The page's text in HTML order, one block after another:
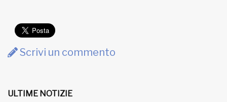
Scrivi un commento
ULTIME NOTIZIE